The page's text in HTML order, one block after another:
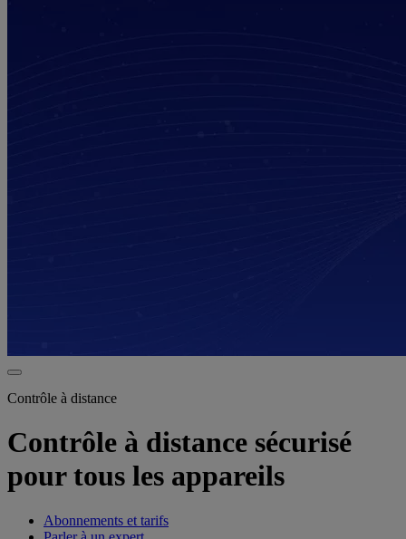
Contrôle à distance
Contrôle à distance sécurisé
pour tous les appareils
Abonnements et tarifs